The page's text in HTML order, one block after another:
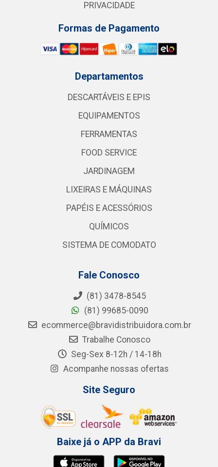
PRIVACIDADE
Formas de Pagamento
Departamentos
DESCARTÁVEIS E EPIS
EQUIPAMENTOS
FERRAMENTAS
FOOD SERVICE
JARDINAGEM
LIXEIRAS E MÁQUINAS
PAPÉIS E ACESSÓRIOS
QUÍMICOS
SISTEMA DE COMODATO
Fale Conosco
(81) 3478-8545
(81) 99685-0090
ecommerce@bravidistribuidora.com.br
Trabalhe Conosco
Seg-Sex 8-12h / 14-18h
Acompanhe nossas ofertas
Site Seguro
Baixe já o APP da Bravi